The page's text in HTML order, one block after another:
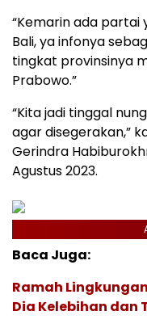
“Kemarin ada
Bali, ya infonya
tingkat provinsinya
Prabowo.”
“Kita jadi tinggal
agar disegerakan,”
Gerindra
Agustus 2023.
Baca Juga:
Ramah
Dia Kelebihan dan